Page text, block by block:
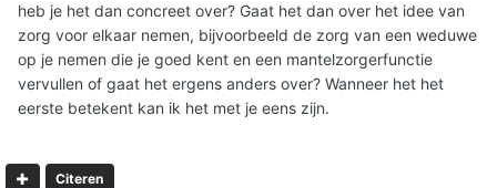
heb je het dan concreet over? Gaat het dan over het idee van
zorg voor elkaar nemen, bijvoorbeeld de zorg van een weduwe
op je nemen die je goed kent en een mantelzorgerfunctie
vervullen of gaat het ergens anders over? Wanneer het het
eerste betekent kan ik het met je eens zijn.
Citeren